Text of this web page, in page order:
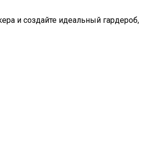
и создайте идеальный гардероб,